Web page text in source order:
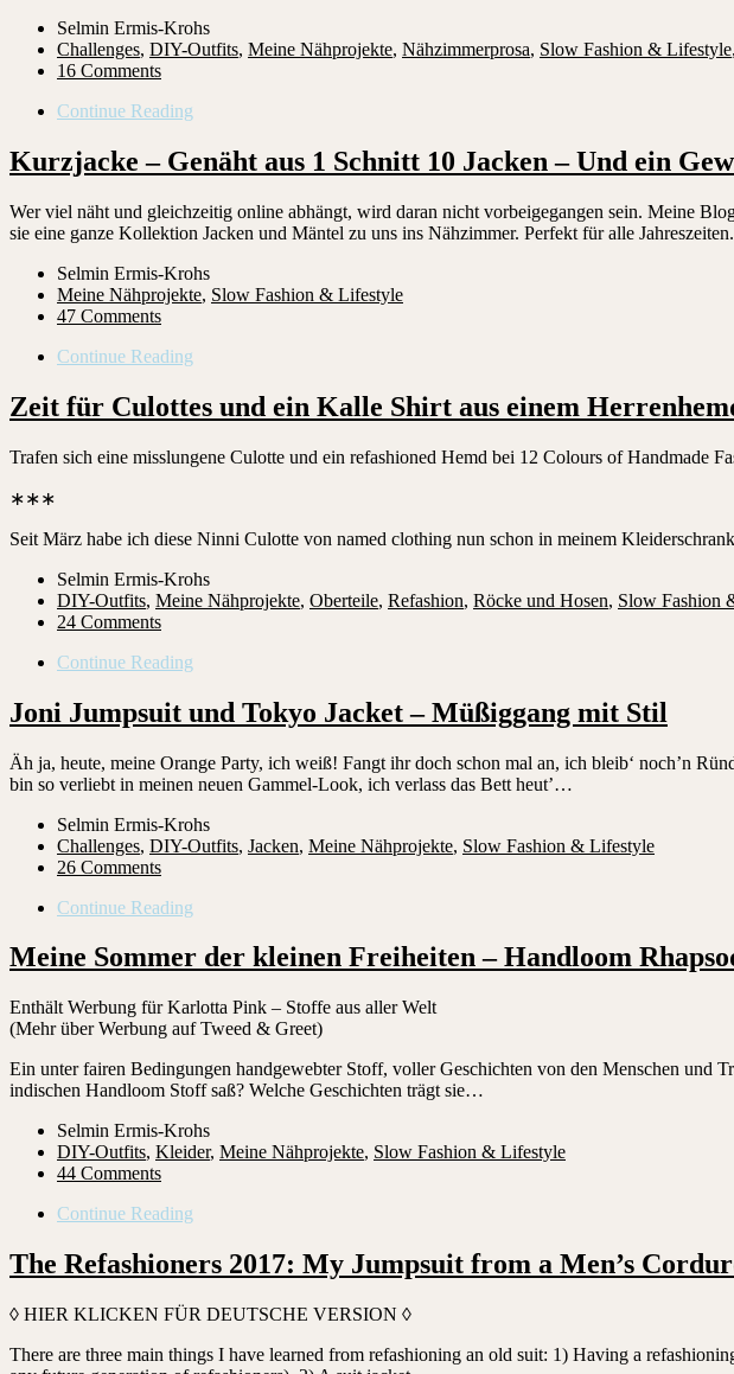
Selmin Ermis-Krohs
Challenges, DIY-Outfits, Meine Nähprojekte, Nähzimmerprosa, Slow Fashion & Lifestyle,
16 Comments
Continue Reading
Kurzjacke – Genäht aus 1 Schnitt 10 Jacken – Und ein
Wer viel näht und gleichzeitig online abhängt, wird daran nicht vorbeigegangen sein. Meine
sie eine ganze Kollektion Jacken und Mäntel zu uns ins Nähzimmer. Perfekt für alle
Selmin Ermis-Krohs
Meine Nähprojekte, Slow Fashion & Lifestyle
47 Comments
Continue Reading
Zeit für Culottes und ein Kalle Shirt aus einem
Trafen sich eine misslungene Culotte und ein refashioned Hemd bei 12 Colours of Handmade
∗∗∗
Seit März habe ich diese Ninni Culotte von named clothing nun schon in meinem
Selmin Ermis-Krohs
DIY-Outfits, Meine Nähprojekte, Oberteile, Refashion, Röcke und Hosen, Slow Fashion
24 Comments
Continue Reading
Joni Jumpsuit und Tokyo Jacket – Müßiggang mit Stil
Äh ja, heute, meine Orange Party, ich weiß! Fangt ihr doch schon mal an, ich bleib‘ noch’n
bin so verliebt in meinen neuen Gammel-Look, ich verlass das Bett heut’…
Selmin Ermis-Krohs
Challenges, DIY-Outfits, Jacken, Meine Nähprojekte, Slow Fashion & Lifestyle
26 Comments
Continue Reading
Meine Sommer der kleinen Freiheiten – Handloom
Enthält Werbung für Karlotta Pink – Stoffe aus aller Welt
(Mehr über Werbung auf Tweed & Greet)
Ein unter fairen Bedingungen handgewebter Stoff, voller Geschichten von den Menschen und
indischen Handloom Stoff saß? Welche Geschichten trägt sie…
Selmin Ermis-Krohs
DIY-Outfits, Kleider, Meine Nähprojekte, Slow Fashion & Lifestyle
44 Comments
Continue Reading
The Refashioners 2017: My Jumpsuit from a Men’s
◊ HIER KLICKEN FÜR DEUTSCHE VERSION ◊
There are three main things I have learned from refashioning an old suit: 1) Having a